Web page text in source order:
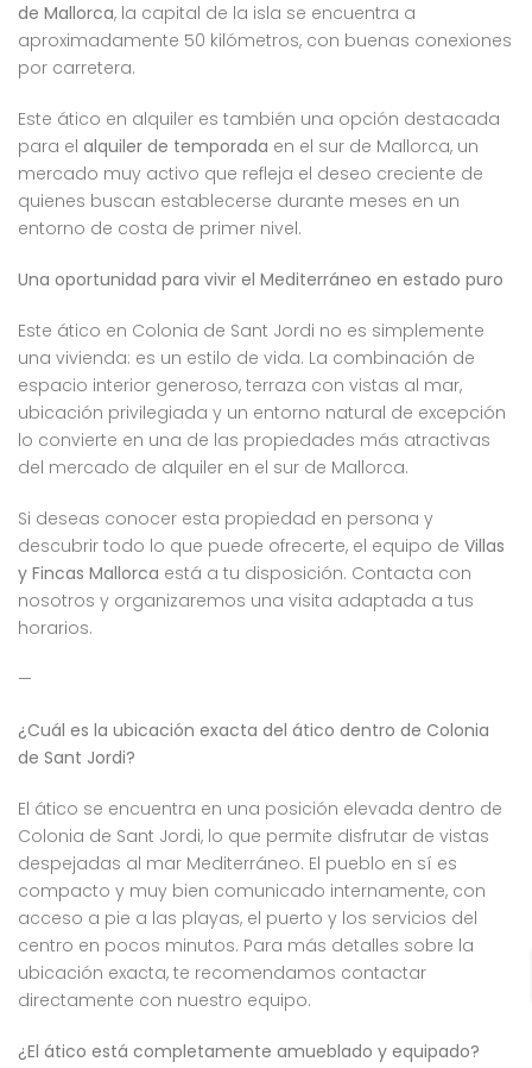
de Mallorca, la capital de la isla se encuentra a
aproximadamente 50 kilómetros, con buenas conexiones
por carretera.
Este ático en alquiler es también una opción destacada
para el alquiler de temporada en el sur de Mallorca, un
mercado muy activo que refleja el deseo creciente de
quienes buscan establecerse durante meses en un
entorno de costa de primer nivel.
Una oportunidad para vivir el Mediterráneo en estado puro
Este ático en Colonia de Sant Jordi no es simplemente
una vivienda: es un estilo de vida. La combinación de
espacio interior generoso, terraza con vistas al mar,
ubicación privilegiada y un entorno natural de excepción
lo convierte en una de las propiedades más atractivas
del mercado de alquiler en el sur de Mallorca.
Si deseas conocer esta propiedad en persona y
descubrir todo lo que puede ofrecerte, el equipo de Villas
y Fincas Mallorca está a tu disposición. Contacta con
nosotros y organizaremos una visita adaptada a tus
horarios.
—
¿Cuál es la ubicación exacta del ático dentro de Colonia
de Sant Jordi?
El ático se encuentra en una posición elevada dentro de
Colonia de Sant Jordi, lo que permite disfrutar de vistas
despejadas al mar Mediterráneo. El pueblo en sí es
compacto y muy bien comunicado internamente, con
acceso a pie a las playas, el puerto y los servicios del
centro en pocos minutos. Para más detalles sobre la
ubicación exacta, te recomendamos contactar
directamente con nuestro equipo.
¿El ático está completamente amueblado y equipado?